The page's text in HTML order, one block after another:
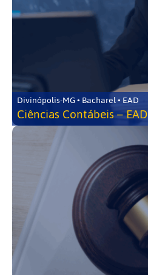
Divinópolis-MG • Bacharel • EAD
Ciências Contábeis – EAD